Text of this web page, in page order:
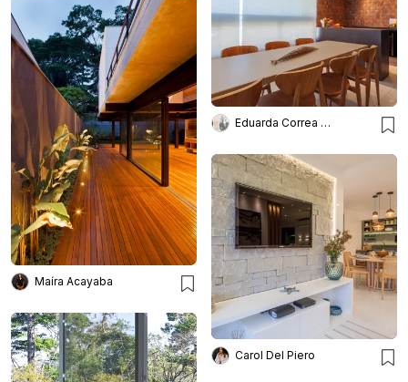
Eduarda Correa Arquitetos
Maíra Acayaba
Carol Del Piero